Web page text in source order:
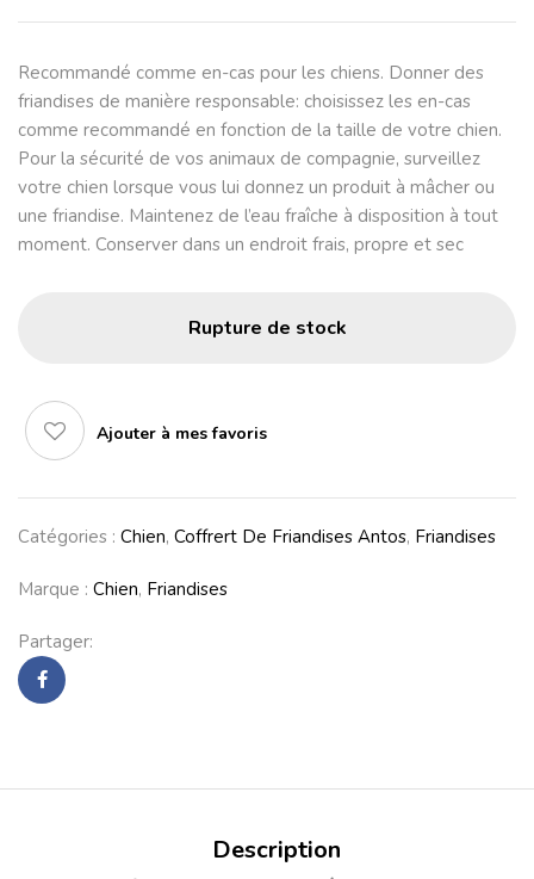
Recommandé comme en-cas pour les chiens. Donner des
friandises de manière responsable: choisissez les en-cas
comme recommandé en fonction de la taille de votre chien.
Pour la sécurité de vos animaux de compagnie, surveillez
votre chien lorsque vous lui donnez un produit à mâcher ou
une friandise. Maintenez de l’eau fraîche à disposition à tout
moment. Conserver dans un endroit frais, propre et sec
Rupture de stock
Ajouter à mes favoris
Catégories : Chien, Coffrert De Friandises Antos, Friandises
Marque : Chien, Friandises
Partager:
Description